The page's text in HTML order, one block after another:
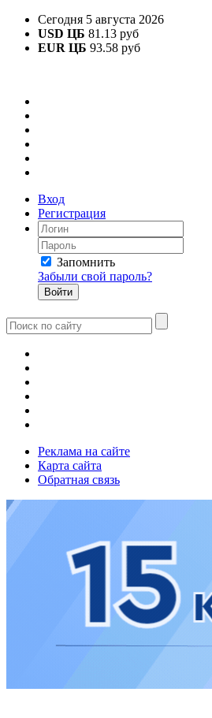
Сегодня 5 августа 2026
USD ЦБ 81.13 руб
EUR ЦБ 93.58 руб
Вход
Регистрация
Запомнить
Забыли свой пароль?
Реклама на сайте
Карта сайта
Обратная связь